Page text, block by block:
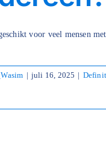
voor veel mensen
| juli 16, 2025 |